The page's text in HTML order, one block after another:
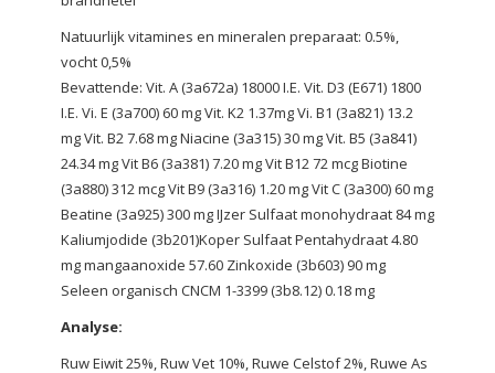
Natuurlijk vitamines en mineralen preparaat: 0.5%,
vocht 0,5%
Bevattende: Vit. A (3a672a) 18000 I.E. Vit. D3 (E671) 1800
I.E. Vi. E (3a700) 60 mg Vit. K2 1.37mg Vi. B1 (3a821) 13.2
mg Vit. B2 7.68 mg Niacine (3a315) 30 mg Vit. B5 (3a841)
24.34 mg Vit B6 (3a381) 7.20 mg Vit B12 72 mcg Biotine
(3a880) 312 mcg Vit B9 (3a316) 1.20 mg Vit C (3a300) 60 mg
Beatine (3a925) 300 mg IJzer Sulfaat monohydraat 84 mg
Kaliumjodide (3b201)Koper Sulfaat Pentahydraat 4.80
mg mangaanoxide 57.60 Zinkoxide (3b603) 90 mg
Seleen organisch CNCM 1-3399 (3b8.12) 0.18 mg
Analyse:
Ruw Eiwit 25%, Ruw Vet 10%, Ruwe Celstof 2%, Ruwe As